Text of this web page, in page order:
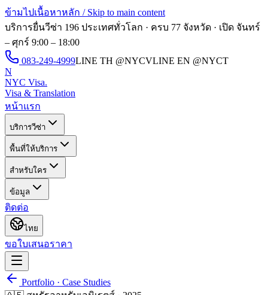
ข้ามไปเนื้อหาหลัก / Skip to main content
บริการยื่นวีซ่า 196 ประเทศทั่วโลก · ครบ 77 จังหวัด · เปิด จันทร์
– ศุกร์ 9:00 – 18:00
083-249-4999LINE TH @NYCVLINE EN @NYCT
N
NYC Visa.
Visa & Translation
หน้าแรก
บริการวีซ่า
พื้นที่ให้บริการ
สำหรับใคร
ข้อมูล
ติดต่อ
ไทย
ขอใบเสนอราคา
Portfolio · Case Studies